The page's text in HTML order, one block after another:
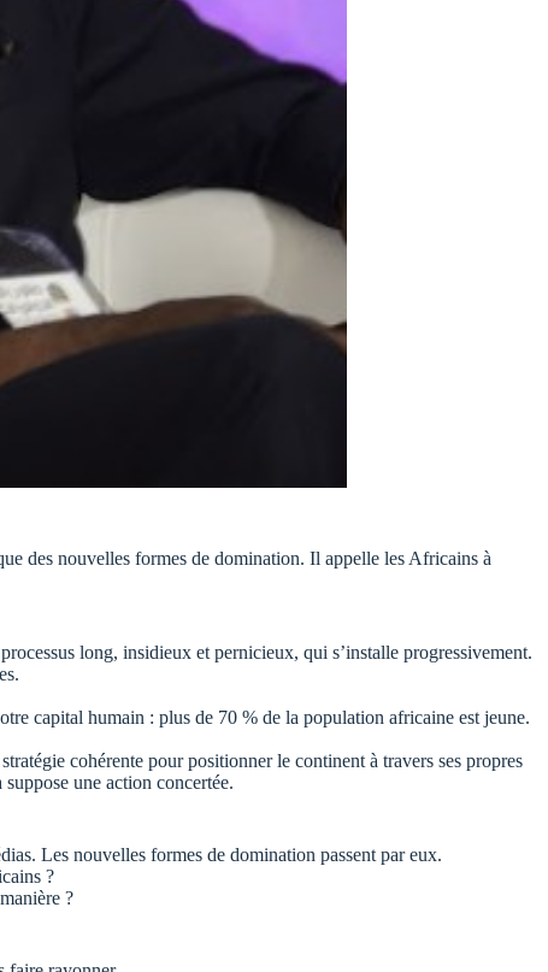
des nouvelles formes de domination. Il appelle les Africains à
long, insidieux et pernicieux, qui s’installe progressivement.
capital humain : plus de 70 % de la population africaine est jeune.
cohérente pour positionner le continent à travers ses propres
une action concertée.
Les nouvelles formes de domination passent par eux.
?
?